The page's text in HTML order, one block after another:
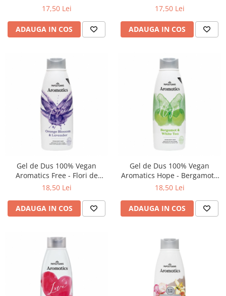
Mulsk, 650ml, Aromatics
17,50 Lei
ADAUGA IN COS
Gardenia Bliss, 650ml,
17,50 Lei
ADAUGA IN COS
Gel de Dus 100% Vegan
Aromatics Free - Flori de
Portocal si Lavanda, 600ml,
18,50 Lei
ADAUGA IN COS
Gel de Dus 100% Vegan
Aromatics Hope - Bergamota
si Ceai Alb, 600ml, Aromatics
18,50 Lei
ADAUGA IN COS